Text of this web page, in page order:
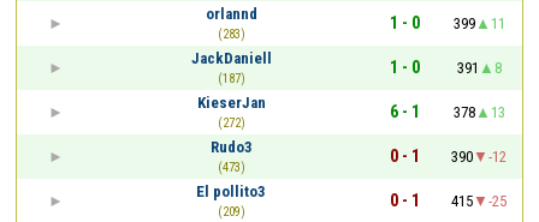
orlannd
(283)
1 - 0 399
11
JackDaniell
(187)
1 - 0 391
8
KieserJan
(272)
6 - 1 378
13
Rudo3
(473)
0 - 1 390
-12
El pollito3
(209)
0 - 1 415
-25